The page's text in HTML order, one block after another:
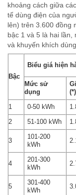
khoảng cách giữa
tế dùng điện của
lên) trên 3.600 đồng
bậc 1 và 5 là hai
và khuyến khích
Bậc
Biểu giá hiện
Mức sử
dụng
(*)
1 0-50 kWh
2 51-100 kWh
3
101-200
kWh
4
201-300
kWh
5
301-400
kWh